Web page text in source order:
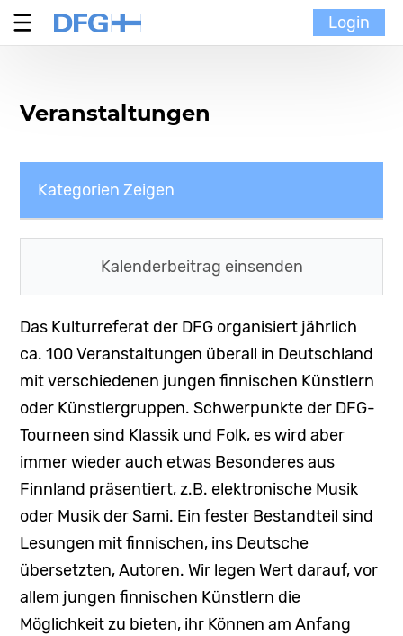
MoinMoi
Portal
Login
Veranstaltungen
Kategorien Zeigen
Alle Kategorien
Verein
MoinMoi
Finnische Kultur
Portal
Kalenderbeitrag einsenden
Das Kulturreferat der DFG organisiert jährlich
ca. 100 Veranstaltungen überall in Deutschland
mit verschiedenen jungen finnischen Künstlern
oder Künstlergruppen. Schwerpunkte der DFG-
Tourneen sind Klassik und Folk, es wird aber
immer wieder auch etwas Besonderes aus
Finnland präsentiert, z.B. elektronische Musik
oder Musik der Sami. Ein fester Bestandteil sind
Lesungen mit finnischen, ins Deutsche
übersetzten, Autoren. Wir legen Wert darauf, vor
allem jungen finnischen Künstlern die
Möglichkeit zu bieten, ihr Können am Anfang